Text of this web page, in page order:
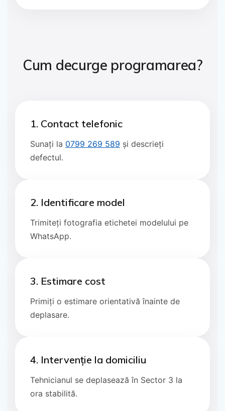
Cum decurge programarea?
1. Contact telefonic
Sunați la 0799 269 589 și descrieți
defectul.
2. Identificare model
Trimiteți fotografia etichetei modelului pe
WhatsApp.
3. Estimare cost
Primiți o estimare orientativă înainte de
deplasare.
4. Intervenție la domiciliu
Tehnicianul se deplasează în Sector 3 la
ora stabilită.